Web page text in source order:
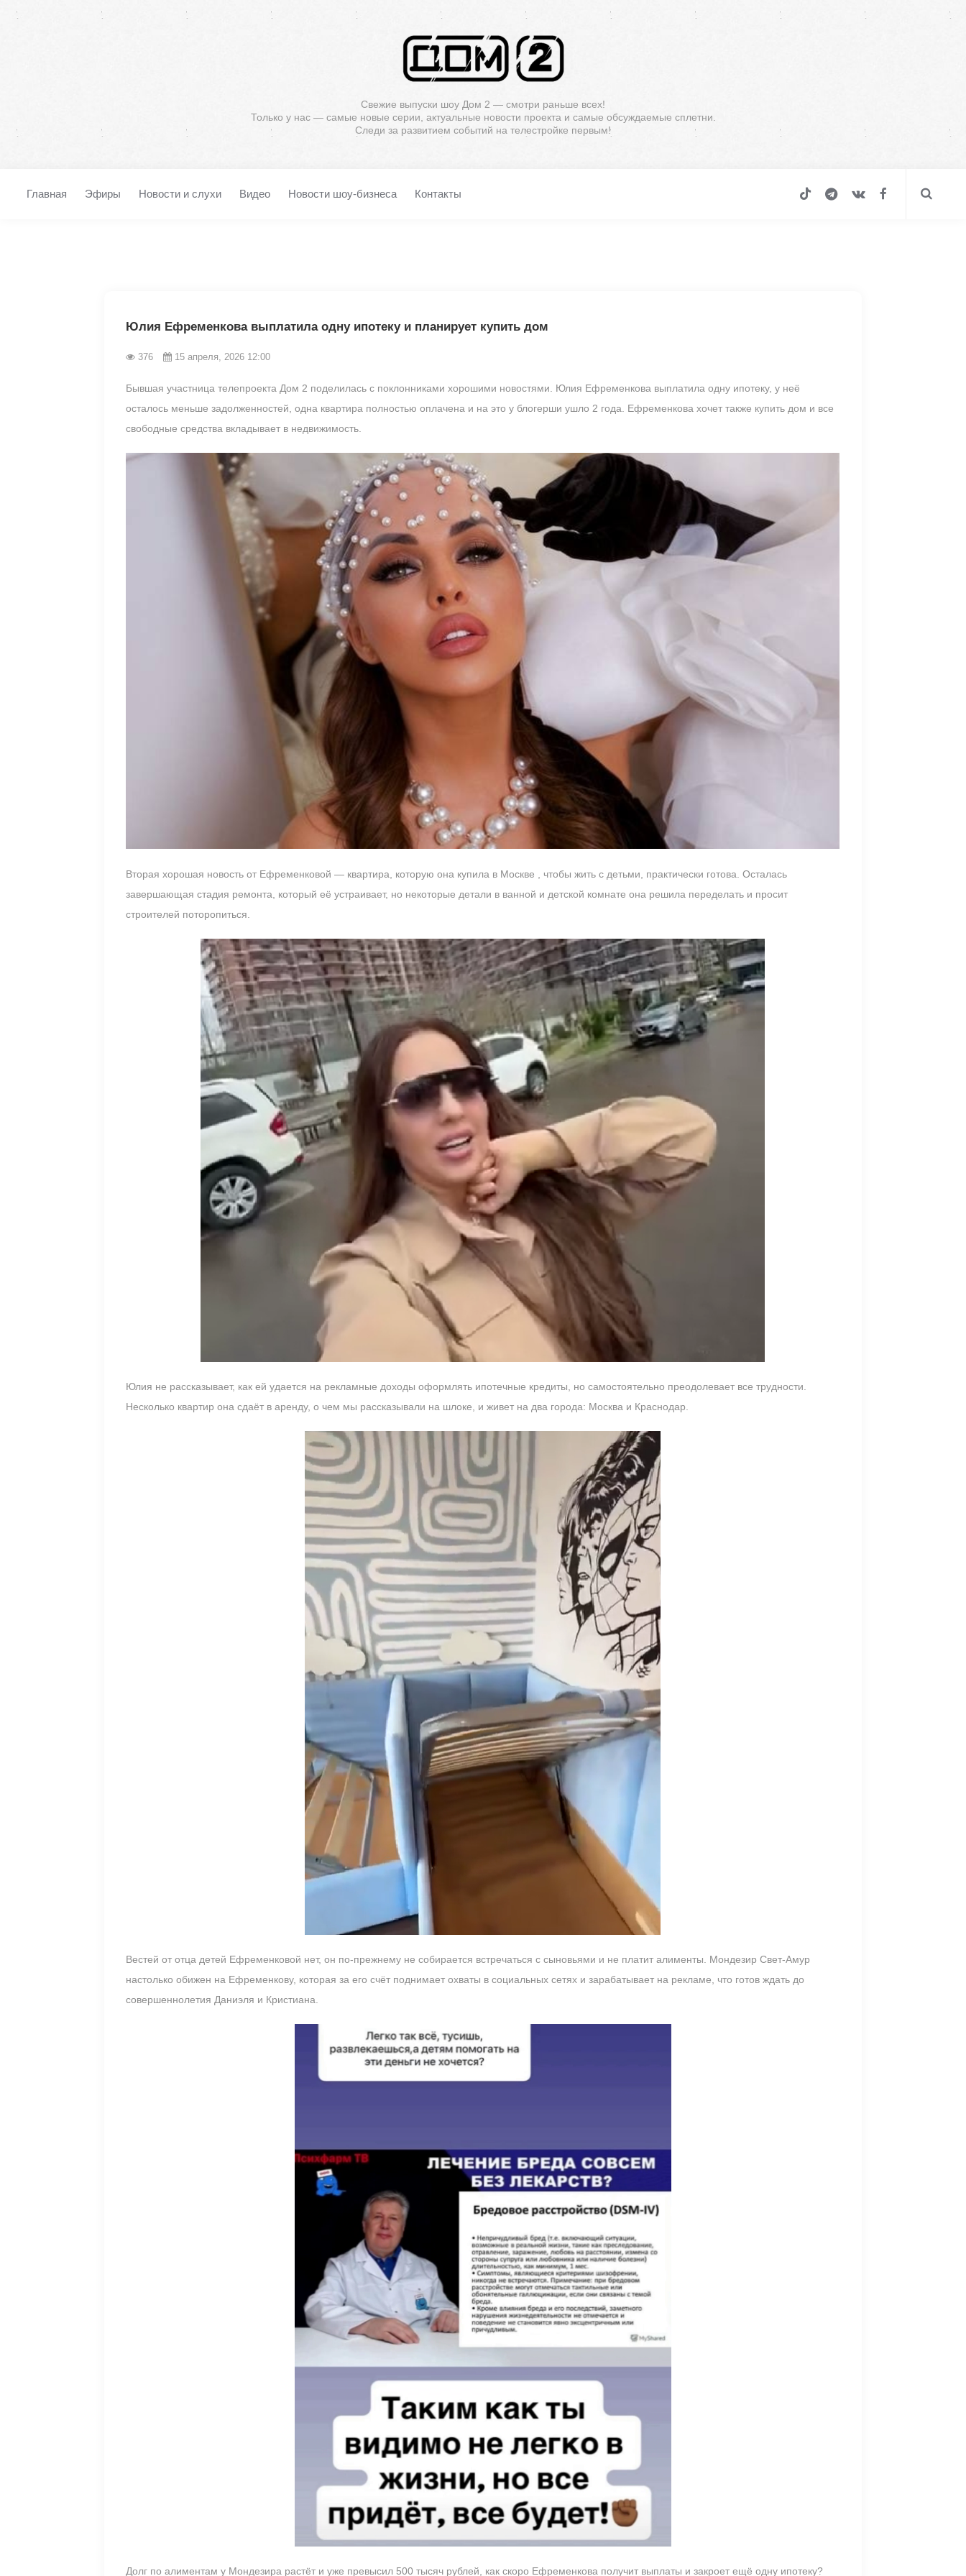
Свежие выпуски шоу Дом 2 — смотри раньше всех!
Только у нас — самые новые серии, актуальные новости проекта и самые обсуждаемые сплетни.
Следи за развитием событий на телестройке первым!
Главная Эфиры Новости и слухи Видео Новости шоу-бизнеса Контакты
Юлия Ефременкова выплатила одну ипотеку и планирует купить дом
376 15 апреля, 2026 12:00
Бывшая участница телепроекта Дом 2 поделилась с поклонниками хорошими новостями. Юлия Ефременкова выплатила одну ипотеку, у неё
осталось меньше задолженностей, одна квартира полностью оплачена и на это у блогерши ушло 2 года. Ефременкова хочет также купить дом и все
свободные средства вкладывает в недвижимость.
Вторая хорошая новость от Ефременковой — квартира, которую она купила в Москве , чтобы жить с детьми, практически готова. Осталась
завершающая стадия ремонта, который её устраивает, но некоторые детали в ванной и детской комнате она решила переделать и просит
строителей поторопиться.
Юлия не рассказывает, как ей удается на рекламные доходы оформлять ипотечные кредиты, но самостоятельно преодолевает все трудности.
Несколько квартир она сдаёт в аренду, о чем мы рассказывали на шлоке, и живет на два города: Москва и Краснодар.
Вестей от отца детей Ефременковой нет, он по-прежнему не собирается встречаться с сыновьями и не платит алименты. Мондезир Свет-Амур
настолько обижен на Ефременкову, которая за его счёт поднимает охваты в социальных сетях и зарабатывает на рекламе, что готов ждать до
совершеннолетия Даниэля и Кристиана.
Долг по алиментам у Мондезира растёт и уже превысил 500 тысяч рублей, как скоро Ефременкова получит выплаты и закроет ещё одну ипотеку?